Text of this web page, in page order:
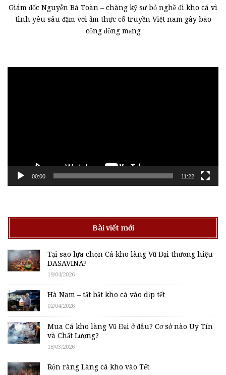
Giám đốc Nguyễn Bá Toàn – chàng kỹ sư bỏ nghề đi kho cá vì
tình yêu sâu đậm với ẩm thực cổ truyền Việt nam gây bão
cộng đồng mạng
00:00 11:22
Bài viết mới
Tại sao lựa chọn Cá kho làng Vũ Đại thương hiệu
DASAVINA?
19/04/2026
Hà Nam – tất bật kho cá vào dịp tết
02/04/2026
Mua Cá kho làng Vũ Đại ở đâu? Cơ sở nào Uy Tín
và Chất Lượng?
18/03/2026
Rộn ràng Làng cá kho vào Tết